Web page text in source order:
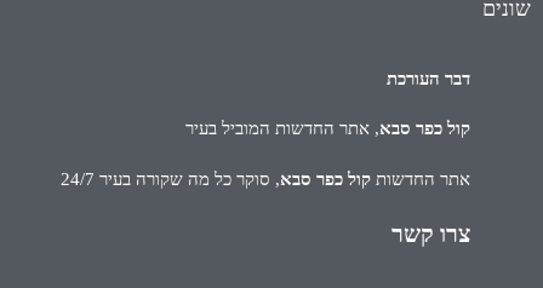
שונים
דבר העורכת
קול כפר סבא, אתר החדשות המוביל בעיר
אתר החדשות קול כפר סבא, סוקר כל מה שקורה בעיר 24/7
צרו קשר